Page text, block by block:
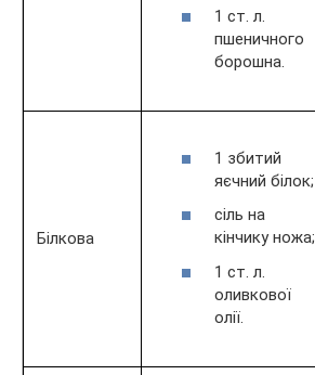
1 ст. л.
пшеничного
борошна.
Білкова
1 збитий
яєчний білок;
сіль на
кінчику ножа;
1 ст. л.
оливкової
олії.